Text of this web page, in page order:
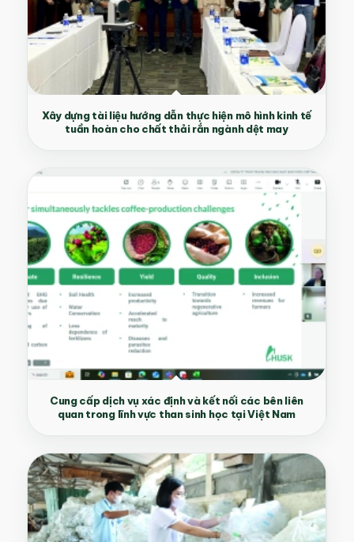
Xây dựng tài liệu hướng dẫn thực hiện mô hình kinh tế
tuần hoàn cho chất thải rắn ngành dệt may
Cung cấp dịch vụ xác định và kết nối các bên liên
quan trong lĩnh vực than sinh học tại Việt Nam